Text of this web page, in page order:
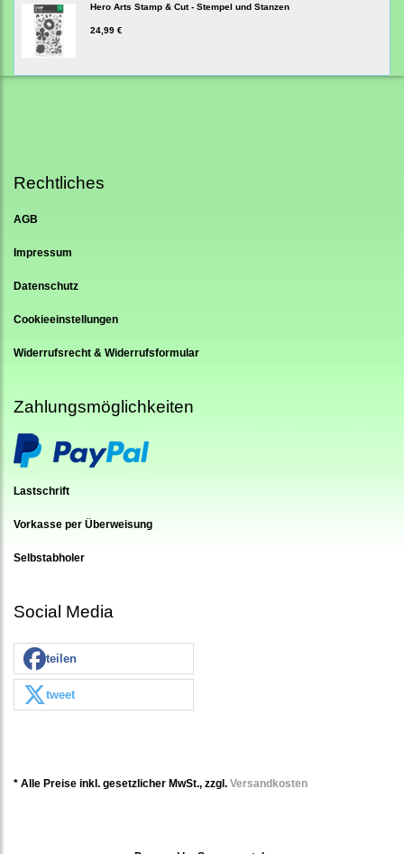
Hero Arts Stamp & Cut - Stempel und Stanzen
24,99 €
Rechtliches
AGB
Impressum
Datenschutz
Cookieeinstellungen
Widerrufsrecht & Widerrufsformular
Zahlungsmöglichkeiten
Lastschrift
Vorkasse per Überweisung
Selbstabholer
Social Media
teilen
tweet
* Alle Preise inkl. gesetzlicher MwSt., zzgl. Versandkosten